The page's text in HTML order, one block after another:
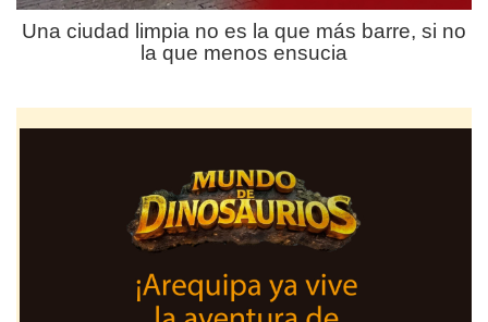
Una ciudad limpia no es la que más barre, si no
la que menos ensucia